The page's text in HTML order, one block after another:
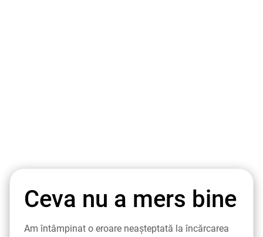
Ceva nu a mers bine
Am întâmpinat o eroare neașteptată la încărcarea